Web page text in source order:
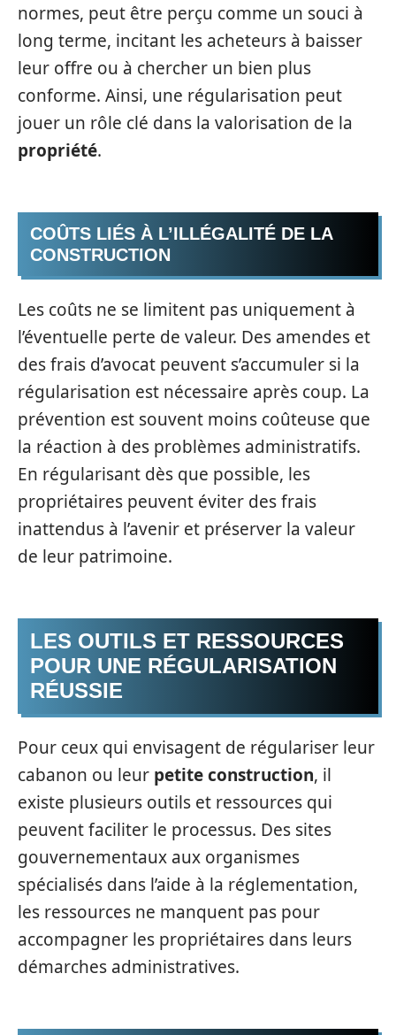
normes, peut être perçu comme un souci à
long terme, incitant les acheteurs à baisser
leur offre ou à chercher un bien plus
conforme. Ainsi, une régularisation peut
jouer un rôle clé dans la valorisation de la
propriété.
COÛTS LIÉS À L’ILLÉGALITÉ DE LA
CONSTRUCTION
Les coûts ne se limitent pas uniquement à
l’éventuelle perte de valeur. Des amendes et
des frais d’avocat peuvent s’accumuler si la
régularisation est nécessaire après coup. La
prévention est souvent moins coûteuse que
la réaction à des problèmes administratifs.
En régularisant dès que possible, les
propriétaires peuvent éviter des frais
inattendus à l’avenir et préserver la valeur
de leur patrimoine.
LES OUTILS ET RESSOURCES
POUR UNE RÉGULARISATION
RÉUSSIE
Pour ceux qui envisagent de régulariser leur
cabanon ou leur petite construction, il
existe plusieurs outils et ressources qui
peuvent faciliter le processus. Des sites
gouvernementaux aux organismes
spécialisés dans l’aide à la réglementation,
les ressources ne manquent pas pour
accompagner les propriétaires dans leurs
démarches administratives.